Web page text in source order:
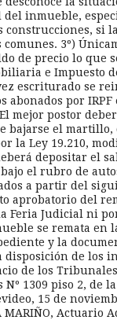
inmueble,
construcciones, si
comunes. 3º)
de precio lo que
e Impuesto
escriturado se
abonados por IRPF
mejor postor
bajarse el martillo,
la Ley 19.210,
depositar el
el rubro de
a partir del
aprobatorio del
Feria Judicial ni
se remata en
y la
disposición de los
de los
Nº 1309 piso 2, de
15 de
MARIÑO, Actuario